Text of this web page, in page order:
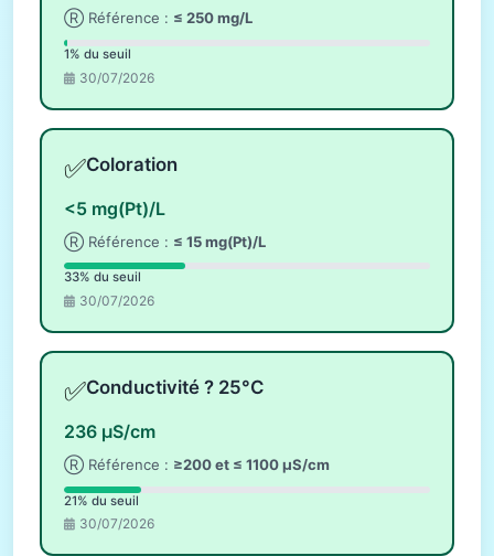
Ⓡ Référence : ≤ 250 mg/L
1% du seuil
30/07/2026
✅Coloration
<5 mg(Pt)/L
Ⓡ Référence : ≤ 15 mg(Pt)/L
33% du seuil
30/07/2026
✅Conductivité ? 25°C
236 µS/cm
Ⓡ Référence : ≥200 et ≤ 1100 µS/cm
21% du seuil
30/07/2026